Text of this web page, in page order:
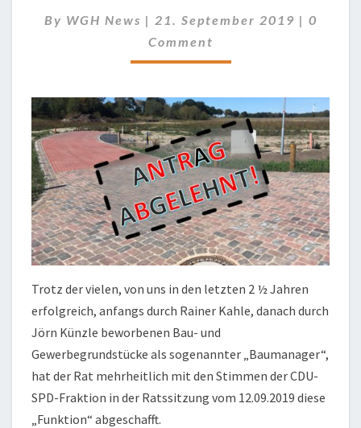
By WGH News | 21. September 2019 | 0
Comment
Trotz der vielen, von uns in den letzten 2 ½ Jahren
erfolgreich, anfangs durch Rainer Kahle, danach durch
Jörn Künzle beworbenen Bau- und
Gewerbegrundstücke als sogenannter „Baumanager“,
hat der Rat mehrheitlich mit den Stimmen der CDU-
SPD-Fraktion in der Ratssitzung vom 12.09.2019 diese
„Funktion“ abgeschafft.